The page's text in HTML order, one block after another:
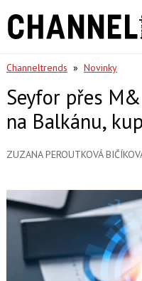
Channeltrends » Novinky
Seyfor přes
na Balkánu,
ZUZANA PEROUTKOVÁ